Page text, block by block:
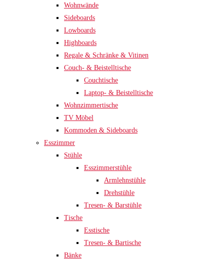
Wohnwände
Sideboards
Lowboards
Highboards
Regale & Schränke & Vitinen
Couch- & Beistelltische
Couchtische
Laptop- & Beistelltische
Wohnzimmertische
TV Möbel
Kommoden & Sideboards
Esszimmer
Stühle
Esszimmerstühle
Armlehnstühle
Drehstühle
Tresen- & Barstühle
Tische
Esstische
Tresen- & Bartische
Bänke